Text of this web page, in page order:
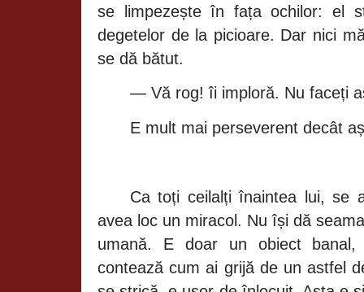
se limpezește în fațaochilor: el
degetelor de la picioare. Dar nici
se dă bătut.
— Vă rog!îi imploră. Nu faceți
E mult mai perseverent decât
Catoți ceilalți înaintea lui, se
avea loc un miracol. Nuîși dă
umană. E doar un obiect
conteazăcum ai grijă de un astfel